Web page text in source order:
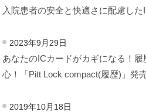
入院患者の安全と快適さに配慮し
2023年9月29日
あなたのICカードがカギになる！
心！「Pitt Lock compact(履歴)」発
2019年10月18日